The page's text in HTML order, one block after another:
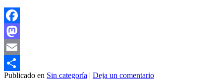
Facebook
Mastodon
Email
Publicado en Sin categoría | Deja un comentario